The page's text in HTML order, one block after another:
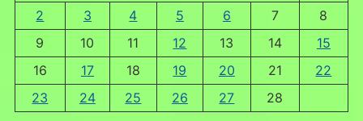
2
3 4 5 6 7
8
9
10 11 12 13 14
15
16
17 18 19 20 21
22
23
24 25 26 27 28